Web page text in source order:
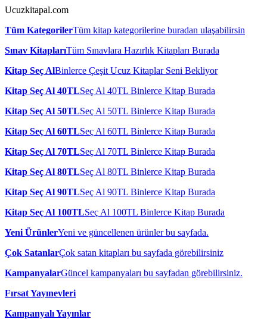
Ucuzkitapal.com
Tüm KategorilerTüm kitap kategorilerine buradan ulaşabilirsin
Sınav KitaplarıTüm Sınavlara Hazırlık Kitapları Burada
Kitap Seç AlBinlerce Çeşit Ucuz Kitaplar Seni Bekliyor
Kitap Seç Al 40TLSeç Al 40TL Binlerce Kitap Burada
Kitap Seç Al 50TLSeç Al 50TL Binlerce Kitap Burada
Kitap Seç Al 60TLSeç Al 60TL Binlerce Kitap Burada
Kitap Seç Al 70TLSeç Al 70TL Binlerce Kitap Burada
Kitap Seç Al 80TLSeç Al 80TL Binlerce Kitap Burada
Kitap Seç Al 90TLSeç Al 90TL Binlerce Kitap Burada
Kitap Seç Al 100TLSeç Al 100TL Binlerce Kitap Burada
Yeni ÜrünlerYeni ve güncellenen ürünler bu sayfada.
Çok SatanlarÇok satan kitapları bu sayfada görebilirsiniz
KampanyalarGüncel kampanyaları bu sayfadan görebilirsiniz.
Fırsat Yayınevleri
Kampanyalı Yayınlar